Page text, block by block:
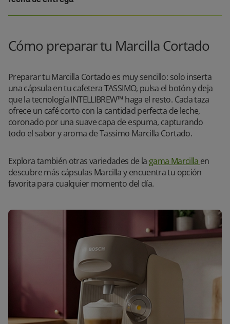
Cómo preparar tu Marcilla Cortado
Preparar tu Marcilla Cortado es muy sencillo: solo inserta
una cápsula en tu cafetera TASSIMO, pulsa el botón y deja
que la tecnología INTELLIBREW™ haga el resto. Cada taza
ofrece un café corto con la cantidad perfecta de leche,
coronado por una suave capa de espuma, capturando
todo el sabor y aroma de Tassimo Marcilla Cortado.
Explora también otras variedades de la gama Marcilla en
descubre más cápsulas Marcilla y encuentra tu opción
favorita para cualquier momento del día.